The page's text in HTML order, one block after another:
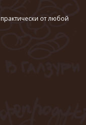
от любой